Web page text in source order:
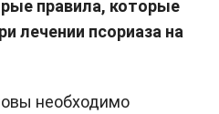
правила, которые
лечении псориаза на
необходимо